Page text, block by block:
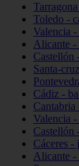
Toledo -
Valencia -
Alicante -
Castellón
Santa-
Cádiz -
Cantabria
Valencia
Castellón
Cáceres -
Alicante -